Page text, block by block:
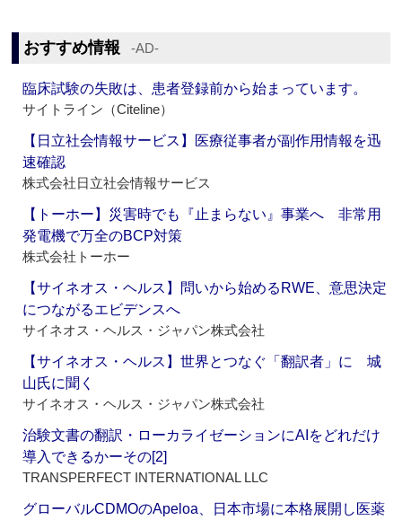
おすすめ情報 ‐AD‐
臨床試験の失敗は、患者登録前から始まっています。
サイトライン（Citeline）
【日立社会情報サービス】医療従事者が副作用情報を迅
速確認
株式会社日立社会情報サービス
【トーホー】災害時でも『止まらない』事業へ 非常用
発電機で万全のBCP対策
株式会社トーホー
【サイネオス・ヘルス】問いから始めるRWE、意思決定
につながるエビデンスへ
サイネオス・ヘルス・ジャパン株式会社
【サイネオス・ヘルス】世界とつなぐ「翻訳者」に 城
山氏に聞く
サイネオス・ヘルス・ジャパン株式会社
治験文書の翻訳・ローカライゼーションにAIをどれだけ
導入できるかーその[2]
TRANSPERFECT INTERNATIONAL LLC
グローバルCDMOのApeloa、日本市場に本格展開し医薬